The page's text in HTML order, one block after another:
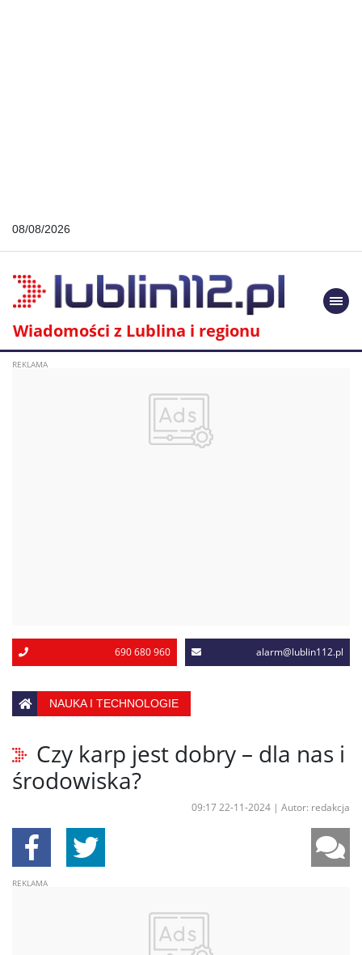
08/08/2026
Wiadomości z Lublina i regionu
690 680 960 alarm@lublin112.pl
NAUKA I TECHNOLOGIE
Czy karp jest dobry – dla nas i
środowiska?
09:17 22-11-2024 | Autor: redakcja